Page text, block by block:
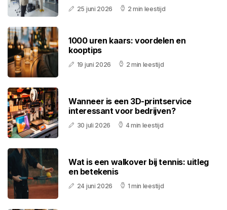
25 juni 2026 2 min leestijd
1000 uren kaars: voordelen en
kooptips
19 juni 2026 2 min leestijd
Wanneer is een 3D-printservice
interessant voor bedrijven?
30 juli 2026 4 min leestijd
Wat is een walkover bij tennis: uitleg
en betekenis
24 juni 2026 1 min leestijd